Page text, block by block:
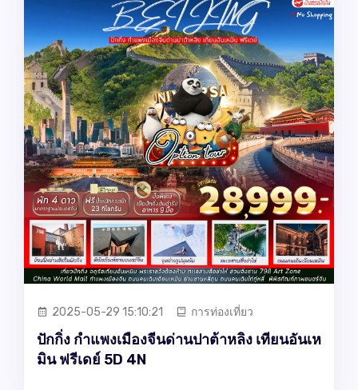
2025-05-29 15:10:21 การท่องเที่ยว
ปักกิ่ง กำแพงเมืองจีนด่านปาต้าหลิง เทียนอันเห
มิน ฟรีเดย์ 5D 4N